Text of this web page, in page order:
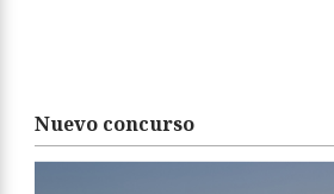
Nuevo concurso